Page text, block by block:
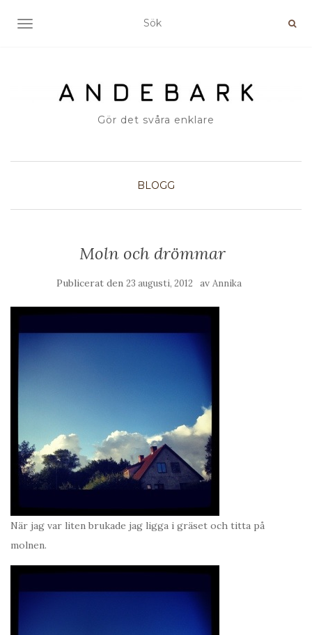
SLÅ PÅ/AV NAVIGERING
Gör det svåra enklare
BLOGG
Moln och drömmar
Publicerat den 23 augusti, 2012 av Annika
När jag var liten brukade jag ligga i gräset och titta på
molnen.